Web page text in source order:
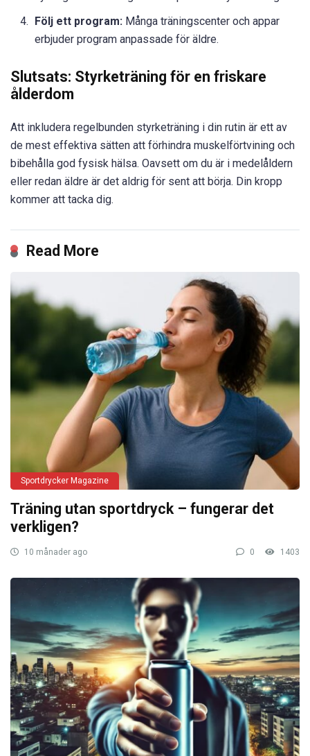
Följ ett program: Många träningscenter och appar
erbjuder program anpassade för äldre.
Slutsats: Styrketräning för en friskare
ålderdom
Att inkludera regelbunden styrketräning i din rutin är ett av
de mest effektiva sätten att förhindra muskelförtvining och
bibehålla god fysisk hälsa. Oavsett om du är i medelåldern
eller redan äldre är det aldrig för sent att börja. Din kropp
kommer att tacka dig.
Read More
Sportdrycker Magazine
Träning utan sportdryck – fungerar det
verkligen?
10 månader ago 0 1403